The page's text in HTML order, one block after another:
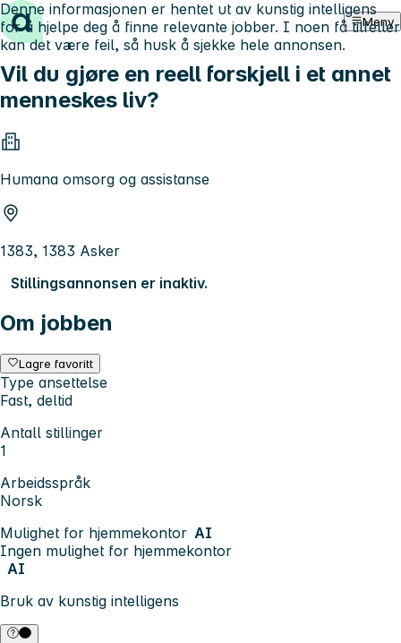
Hopp til innhold Meny
Vil du gjøre en reell forskjell i et annet
menneskes liv?
Humana omsorg og assistanse
1383, 1383 Asker
Stillingsannonsen er inaktiv.
Om jobben
Lagre favoritt
Type ansettelse
Fast, deltid
Antall stillinger
1
Arbeidsspråk
Norsk
Mulighet for hjemmekontor AI
Ingen mulighet for hjemmekontor
AI
Bruk av kunstig intelligens
Denne informasjonen er hentet ut av kunstig intelligens
for å hjelpe deg å finne relevante jobber. I noen få tilfeller
kan det være feil, så husk å sjekke hele annonsen.